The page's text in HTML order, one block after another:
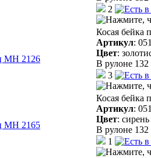
2
Косая бейка
Артикул:
Цвет:
В рулоне
3
Косая бейка
Артикул:
Цвет: сирень
В рулоне
1